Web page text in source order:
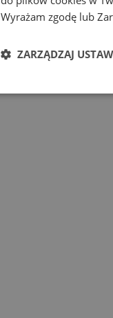
Wyrażam zgodę lub
ZARZĄDZAJ